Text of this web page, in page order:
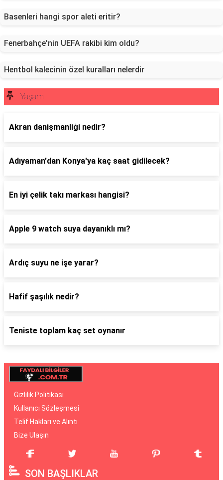
Basenleri hangi spor aleti eritir?
Fenerbahçe'nin UEFA rakibi kim oldu?
Hentbol kalecinin özel kuralları nelerdir
Yaşam
Akran danişmanliği nedir?
Adıyaman'dan Konya'ya kaç saat gidilecek?
En iyi çelik takı markası hangisi?
Apple 9 watch suya dayanıklı mı?
Ardıç suyu ne işe yarar?
Hafif şaşılık nedir?
Teniste toplam kaç set oynanır
Gizlilik Politikası
Kullanıcı Sözleşmesi
Telif Hakları ve Alıntı
Bize Ulaşın
SON BAŞLIKLAR